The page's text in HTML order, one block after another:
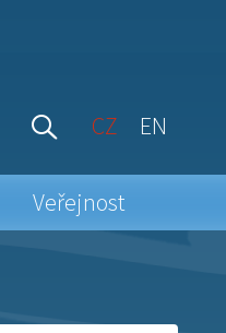
CZ EN
Veřejnost